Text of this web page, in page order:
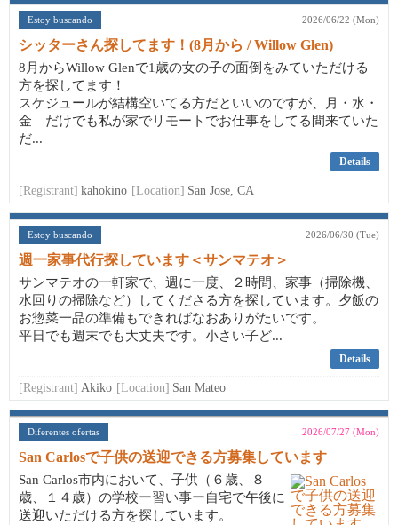
Estoy buscando 2026/06/22 (Mon)
シッターさん探してます！(8月から / Willow Glen)
8月からWillow Glenで1歳の女の子の面倒をみていただける
方を探してます！
スケジュールが結構空いてる方だといいのですが、月・水・
金 だけでも私が家でリモートでお仕事をしてる間来ていた
だ...
Details
[Registrant] kahokino [Location] San Jose, CA
Estoy buscando 2026/06/30 (Tue)
週一家事代行探しています＜サンマテオ＞
サンマテオの一軒家で、週に一度、２時間、家事（掃除機、
水回りの掃除など）してくださる方を探しています。夕飯の
お惣菜一品の準備もできればなおありがたいです。
平日でも週末でも大丈夫です。小さい子ど...
Details
[Registrant] Akiko [Location] San Mateo
Diferentes ofertas 2026/07/27 (Mon)
San Carlosで子供の送迎できる方募集しています
San Carlos市内において、子供（６歳、８
歳、１４歳）の学校ー習い事ー自宅で午後に
送迎いただける方を探しています。